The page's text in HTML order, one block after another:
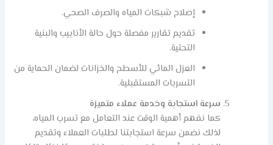
إصلاح شبكات المياه والصرف الصحي.
تقديم تقارير مفصلة حول حالة الأنابيب والبنية
التحتية.
العزل المائي للأسطح والخزانات لضمان الحماية من
التسربات المستقبلية.
سرعة استجابة وخدمة عملاء متميزة
كما نفهم أهمية الوقت عند التعامل مع تسرب المياه،
لذلك نضمن سرعة استجابتنا لطلبات العملاء وتقديم